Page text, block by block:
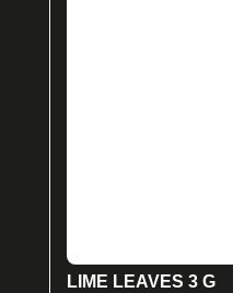
LIME LEAVES 3 G